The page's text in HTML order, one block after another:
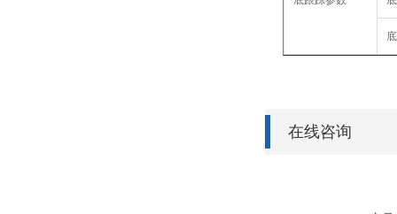
在线咨询